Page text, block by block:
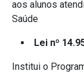
aos alunos
Saúde
Lei nº
Institui o